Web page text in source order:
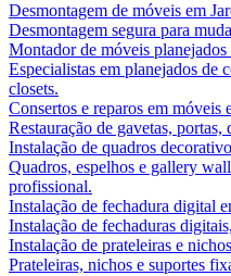
Desmontagem de móveis em
Desmontagem segura para
Montador de móveis planejados
Especialistas em planejados
closets.
Consertos e reparos em móveis
Restauração de gavetas,
Instalação de quadros
Quadros, espelhos e gallery
profissional.
Instalação de fechadura digital
Instalação de fechaduras
Instalação de prateleiras e nichos
Prateleiras, nichos e suportes